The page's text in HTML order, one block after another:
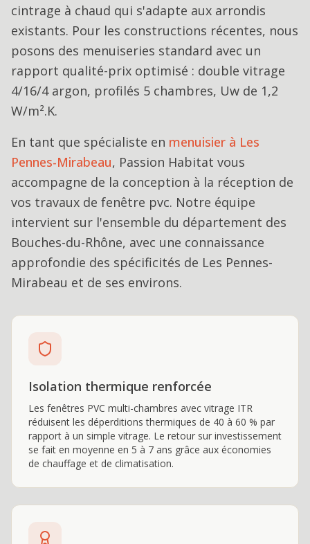
cintrage à chaud qui s'adapte aux arrondis
existants. Pour les constructions récentes, nous
posons des menuiseries standard avec un
rapport qualité-prix optimisé : double vitrage
4/16/4 argon, profilés 5 chambres, Uw de 1,2
W/m².K.
En tant que spécialiste en menuisier à Les
Pennes-Mirabeau, Passion Habitat vous
accompagne de la conception à la réception de
vos travaux de fenêtre pvc. Notre équipe
intervient sur l'ensemble du département des
Bouches-du-Rhône, avec une connaissance
approfondie des spécificités de Les Pennes-
Mirabeau et de ses environs.
Isolation thermique renforcée
Les fenêtres PVC multi-chambres avec vitrage ITR
réduisent les déperditions thermiques de 40 à 60 % par
rapport à un simple vitrage. Le retour sur investissement
se fait en moyenne en 5 à 7 ans grâce aux économies
de chauffage et de climatisation.